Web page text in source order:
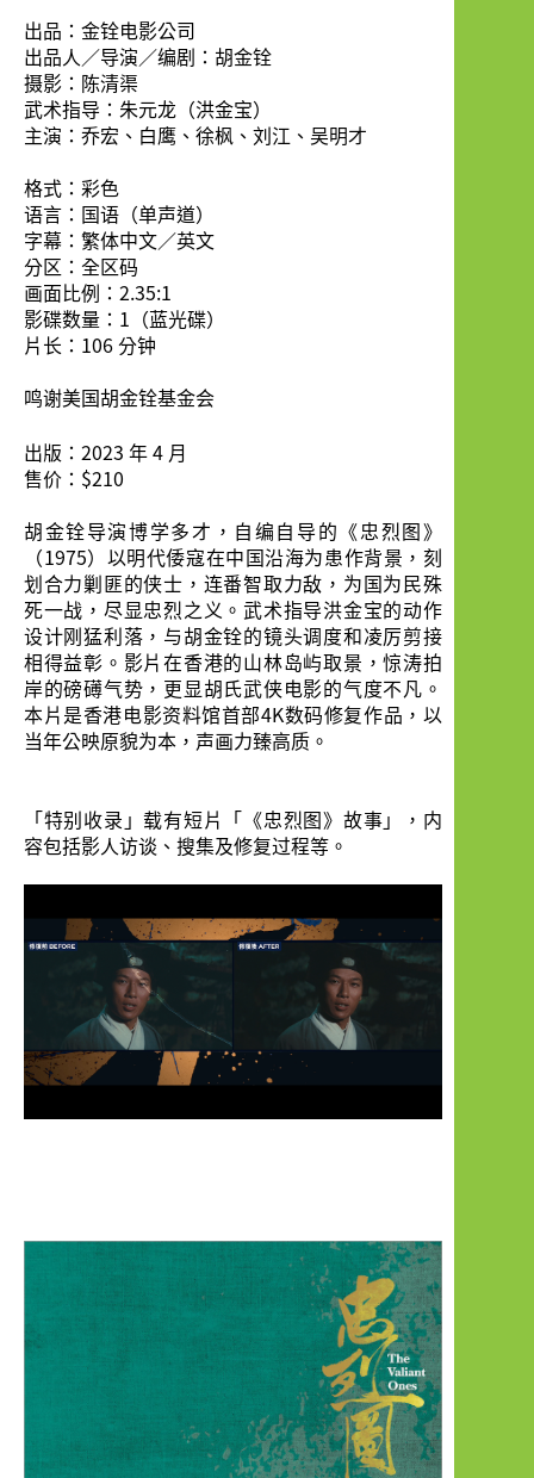
出品：金铨电影公司
出品人／导演／编剧：胡金铨
摄影：陈清渠
武术指导：朱元龙（洪金宝）
主演：乔宏、白鹰、徐枫、刘江、吴明才
格式：彩色
语言：国语（单声道）
字幕：繁体中文／英文
分区：全区码
画面比例：2.35:1
影碟数量：1（蓝光碟）
片长：106 分钟
鸣谢美国胡金铨基金会
出版：2023 年 4 月
售价：$210
胡金铨导演博学多才，自编自导的《忠烈图》
（1975）以明代倭寇在中国沿海为患作背景，刻
划合力剿匪的侠士，连番智取力敌，为国为民殊
死一战，尽显忠烈之义。武术指导洪金宝的动作
设计刚猛利落，与胡金铨的镜头调度和凌厉剪接
相得益彰。影片在香港的山林岛屿取景，惊涛拍
岸的磅礡气势，更显胡氏武侠电影的气度不凡。
本片是香港电影资料馆首部4K数码修复作品，以
当年公映原貌为本，声画力臻高质。
「特别收录」载有短片「《忠烈图》故事」，内
容包括影人访谈、搜集及修复过程等。